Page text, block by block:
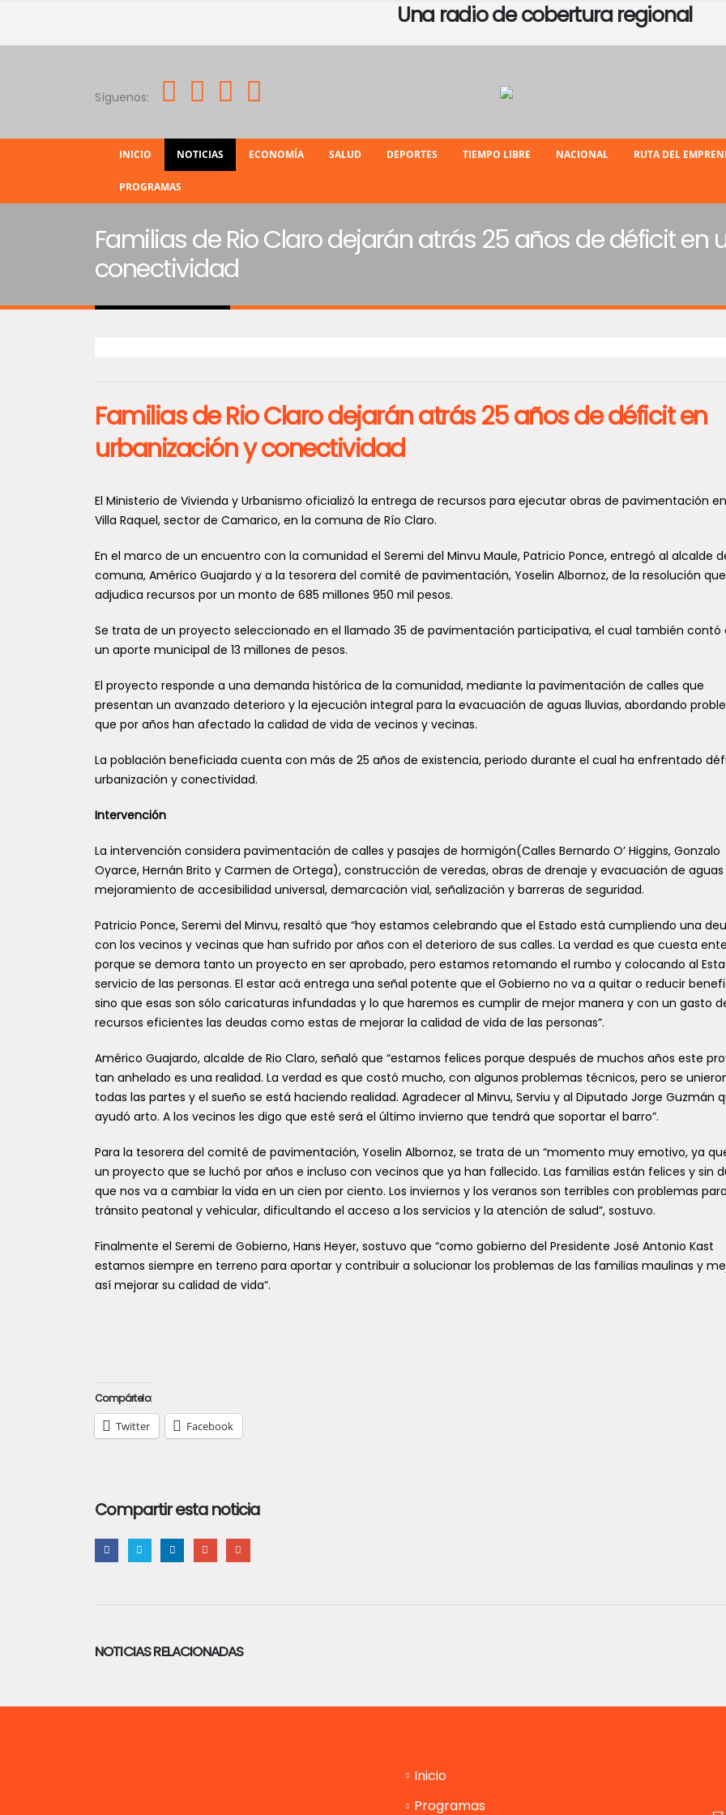
Una radio de cobertura regional
Síguenos:
INICIO NOTICIAS ECONOMÍA SALUD DEPORTES TIEMPO LIBRE NACIONAL RUTA DEL
PROGRAMAS
Familias de Rio Claro dejarán atrás 25 años de déficit en
conectividad
Familias de Rio Claro dejarán atrás 25 años de déficit en
urbanización y conectividad
El Ministerio de Vivienda y Urbanismo oficializó la entrega de recursos para ejecutar obras de pavimentación
Villa Raquel, sector de Camarico, en la comuna de Río Claro.
En el marco de un encuentro con la comunidad el Seremi del Minvu Maule, Patricio Ponce, entregó al alcalde
comuna, Américo Guajardo y a la tesorera del comité de pavimentación, Yoselin Albornoz, de la resolución que
adjudica recursos por un monto de 685 millones 950 mil pesos.
Se trata de un proyecto seleccionado en el llamado 35 de pavimentación participativa, el cual también contó
un aporte municipal de 13 millones de pesos.
El proyecto responde a una demanda histórica de la comunidad, mediante la pavimentación de calles que
presentan un avanzado deterioro y la ejecución integral para la evacuación de aguas lluvias, abordando
que por años han afectado la calidad de vida de vecinos y vecinas.
La población beneficiada cuenta con más de 25 años de existencia, periodo durante el cual ha enfrentado
urbanización y conectividad.
Intervención
La intervención considera pavimentación de calles y pasajes de hormigón(Calles Bernardo O’ Higgins, Gonzalo
Oyarce, Hernán Brito y Carmen de Ortega), construcción de veredas, obras de drenaje y evacuación de aguas
mejoramiento de accesibilidad universal, demarcación vial, señalización y barreras de seguridad.
Patricio Ponce, Seremi del Minvu, resaltó que “hoy estamos celebrando que el Estado está cumpliendo una
con los vecinos y vecinas que han sufrido por años con el deterioro de sus calles. La verdad es que cuesta
porque se demora tanto un proyecto en ser aprobado, pero estamos retomando el rumbo y colocando al
servicio de las personas. El estar acá entrega una señal potente que el Gobierno no va a quitar o reducir
sino que esas son sólo caricaturas infundadas y lo que haremos es cumplir de mejor manera y con un gasto
recursos eficientes las deudas como estas de mejorar la calidad de vida de las personas”.
Américo Guajardo, alcalde de Rio Claro, señaló que “estamos felices porque después de muchos años este
tan anhelado es una realidad. La verdad es que costó mucho, con algunos problemas técnicos, pero se
todas las partes y el sueño se está haciendo realidad. Agradecer al Minvu, Serviu y al Diputado Jorge Guzmán
ayudó arto. A los vecinos les digo que esté será el último invierno que tendrá que soportar el barro”.
Para la tesorera del comité de pavimentación, Yoselin Albornoz, se trata de un “momento muy emotivo, ya
un proyecto que se luchó por años e incluso con vecinos que ya han fallecido. Las familias están felices y sin
que nos va a cambiar la vida en un cien por ciento. Los inviernos y los veranos son terribles con problemas
tránsito peatonal y vehicular, dificultando el acceso a los servicios y la atención de salud”, sostuvo.
Finalmente el Seremi de Gobierno, Hans Heyer, sostuvo que “como gobierno del Presidente José Antonio Kast
estamos siempre en terreno para aportar y contribuir a solucionar los problemas de las familias maulinas y
así mejorar su calidad de vida”.
Compártelo:
Twitter Facebook
Compartir esta noticia
NOTICIAS RELACIONADAS
Inicio
Programas